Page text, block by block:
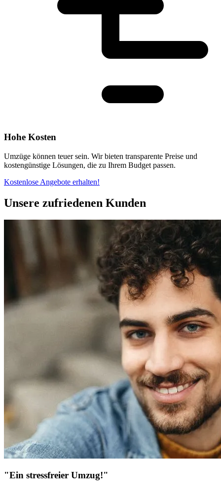
Hohe Kosten
Umzüge können teuer sein. Wir bieten transparente Preise und
kostengünstige Lösungen, die zu Ihrem Budget passen.
Kostenlose Angebote erhalten!
Unsere zufriedenen Kunden
"Ein stressfreier Umzug!"